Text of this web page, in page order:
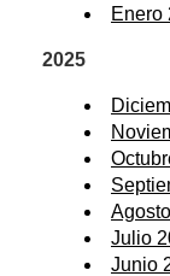
Enero
2025
Julio
Junio